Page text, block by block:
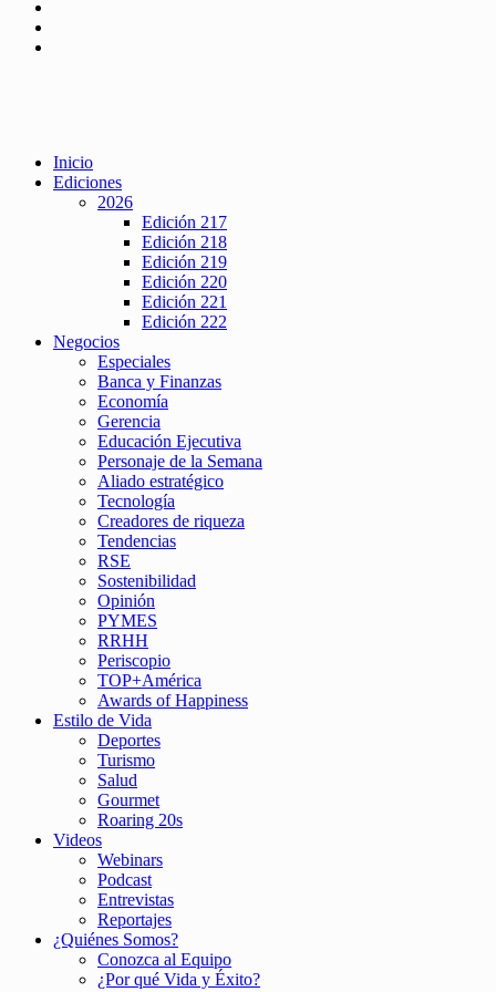
Inicio
Ediciones
2026
Edición 217
Edición 218
Edición 219
Edición 220
Edición 221
Edición 222
Negocios
Especiales
Banca y Finanzas
Economía
Gerencia
Educación Ejecutiva
Personaje de la Semana
Aliado estratégico
Tecnología
Creadores de riqueza
Tendencias
RSE
Sostenibilidad
Opinión
PYMES
RRHH
Periscopio
TOP+América
Awards of Happiness
Estilo de Vida
Deportes
Turismo
Salud
Gourmet
Roaring 20s
Videos
Webinars
Podcast
Entrevistas
Reportajes
¿Quiénes Somos?
Conozca al Equipo
¿Por qué Vida y Éxito?